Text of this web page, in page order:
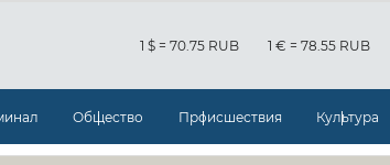
1 $ = 70.75 RUB 1 € = 78.55 RUB
Общество Происшествия Культура